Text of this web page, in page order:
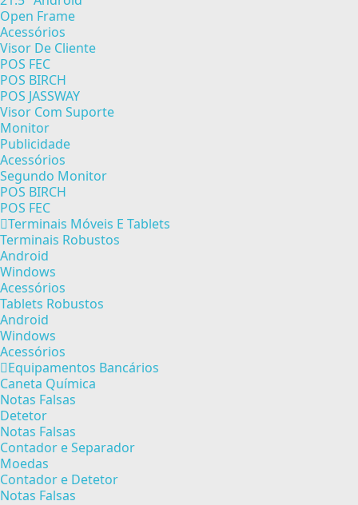
Open Frame
Acessórios
Visor De Cliente
POS FEC
POS BIRCH
POS JASSWAY
Visor Com Suporte
Monitor
Publicidade
Acessórios
Segundo Monitor
POS BIRCH
POS FEC
Terminais Móveis E Tablets
Terminais Robustos
Android
Windows
Acessórios
Tablets Robustos
Android
Windows
Acessórios
Equipamentos Bancários
Caneta Química
Notas Falsas
Detetor
Notas Falsas
Contador e Separador
Moedas
Contador e Detetor
Notas Falsas